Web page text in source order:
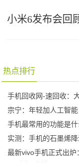
小米6发布会回
热点排行
手机回收网-速回收：
宗宁：年轻加人工智
手机最常用的功能是
实测：手机的石墨烯降
最新vivo手机正式出